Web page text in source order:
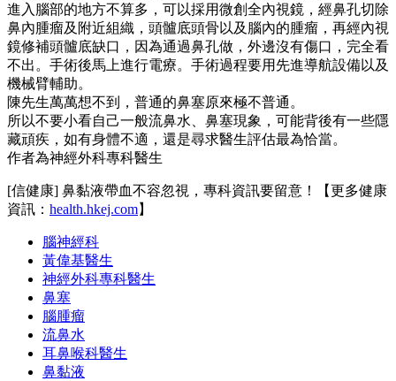
進入腦部的地方不算多，可以採用微創全內視鏡，經鼻孔切除
鼻內腫瘤及附近組織，頭髗底頭骨以及腦內的腫瘤，再經內視
鏡修補頭髗底缺口，因為通過鼻孔做，外邊沒有傷口，完全看
不出。手術後馬上進行電療。手術過程要用先進導航設備以及
機械臂輔助。
陳先生萬萬想不到，普通的鼻塞原來極不普通。
所以不要小看自己一般流鼻水、鼻塞現象，可能背後有一些隱
藏頑疾，如有身體不適，還是尋求醫生評估最為恰當。
作者為神經外科專科醫生
[信健康] 鼻黏液帶血不容忽視，專科資訊要留意！【更多健康
資訊： health.hkej.com】
腦神經科
黃偉基醫生
神經外科專科醫生
鼻塞
腦腫瘤
流鼻水
耳鼻喉科醫生
鼻黏液